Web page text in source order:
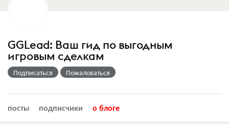
GGLead: Ваш гид по выгодным
игровым сделкам
Подписаться Пожаловаться
посты подписчики о блоге